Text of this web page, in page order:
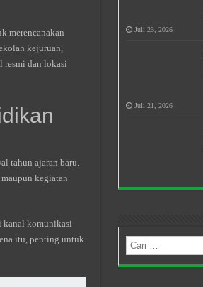
merencanakan
kejuruan,
resmi dan lokasi
tahun ajaran baru.
kegiatan
kanal komunikasi
itu, penting untuk
Juli 23, 2026
Juli 21, 2026
Cari
untuk: